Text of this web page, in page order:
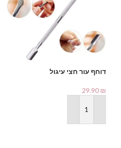
דוחף עור חצי עיגול
29.90₪
הוספה לסל